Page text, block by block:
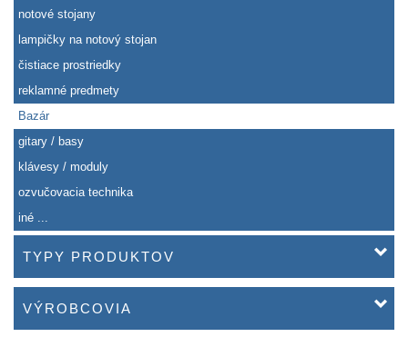
notové stojany
lampičky na notový stojan
čistiace prostriedky
reklamné predmety
Bazár
gitary / basy
klávesy / moduly
ozvučovacia technika
iné ...
TYPY PRODUKTOV
VÝROBCOVIA